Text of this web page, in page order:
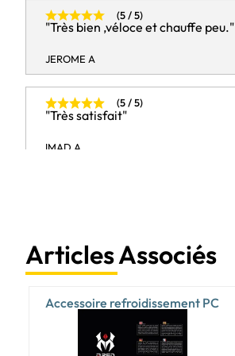
(5 / 5)
"Très bien ,véloce et chauffe peu."
JEROME A
(5 / 5)
"Très satisfait"
IMAD A
(5 / 5)
Articles Associés
Accessoire refroidissement PC